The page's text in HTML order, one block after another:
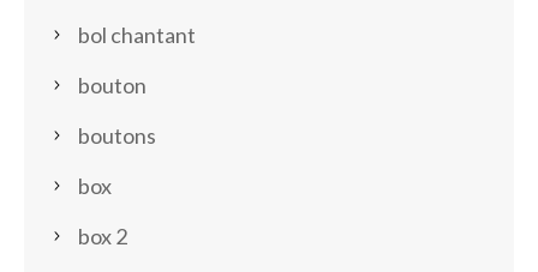
bol chantant
bouton
boutons
box
box 2